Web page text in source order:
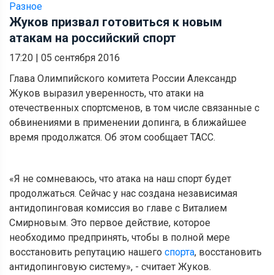
Разное
Жуков призвал готовиться к новым
атакам на российский спорт
17:20 | 05 сентября 2016
Глава Олимпийского комитета России Александр
Жуков выразил уверенность, что атаки на
отечественных спортсменов, в том числе связанные с
обвинениями в применении допинга, в ближайшее
время продолжатся. Об этом сообщает ТАСС.
«Я не сомневаюсь, что атака на наш спорт будет
продолжаться. Сейчас у нас создана независимая
антидопинговая комиссия во главе с Виталием
Смирновым. Это первое действие, которое
необходимо предпринять, чтобы в полной мере
восстановить репутацию нашего спорта, восстановить
антидопинговую систему», - считает Жуков.